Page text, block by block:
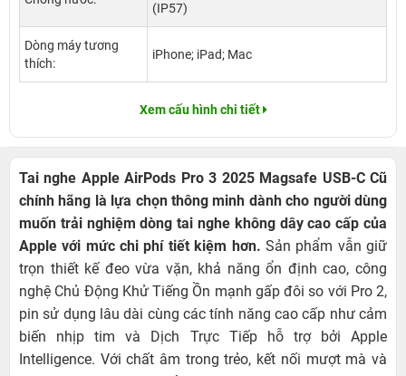
(IP57)
Dòng máy tương
thích:
iPhone; iPad; Mac
Xem cấu hình chi tiết
Tai nghe Apple AirPods Pro 3 2025 Magsafe USB-C Cũ
chính hãng là lựa chọn thông minh dành cho người dùng
muốn trải nghiệm dòng tai nghe không dây cao cấp của
Apple với mức chi phí tiết kiệm hơn. Sản phẩm vẫn giữ
trọn thiết kế đeo vừa vặn, khả năng ổn định cao, công
nghệ Chủ Động Khử Tiếng Ồn mạnh gấp đôi so với Pro 2,
pin sử dụng lâu dài cùng các tính năng cao cấp như cảm
biến nhịp tim và Dịch Trực Tiếp hỗ trợ bởi Apple
Intelligence. Với chất âm trong trẻo, kết nối mượt mà và